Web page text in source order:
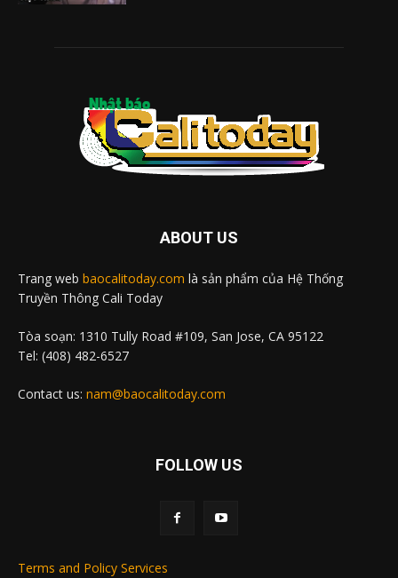
ABOUT US
Trang web baocalitoday.com là sản phẩm của Hệ Thống
Truyền Thông Cali Today
Tòa soạn: 1310 Tully Road #109, San Jose, CA 95122
Tel: (408) 482-6527
Contact us: nam@baocalitoday.com
FOLLOW US
Terms and Policy Services